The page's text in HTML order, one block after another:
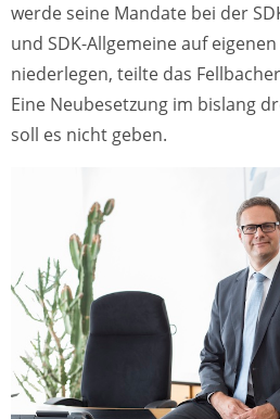
werde seine Mandate bei der
und SDK-Allgemeine auf
niederlegen, teilte das
Eine Neubesetzung im bislang
soll es nicht geben.